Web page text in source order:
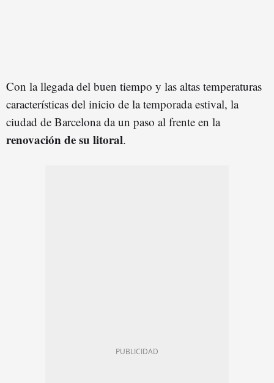
Con la llegada del buen tiempo y las altas temperaturas
características del inicio de la temporada estival, la
ciudad de Barcelona da un paso al frente en la
renovación de su litoral.